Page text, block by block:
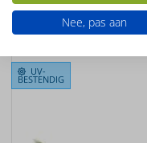
Ook interessant
UV-
BESTENDIG
Nee, pas aan